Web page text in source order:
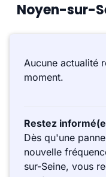
Noyen-sur-
Aucune actualité
moment.
Restez
Dès qu'une
nouvelle
sur-Seine, vous